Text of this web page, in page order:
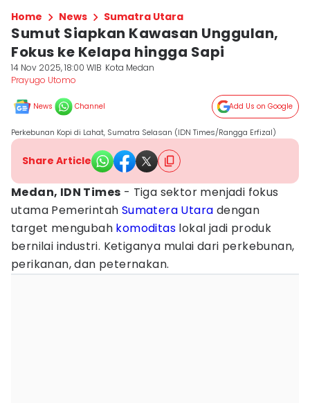
Home News Sumatra Utara
Sumut Siapkan Kawasan Unggulan,
Fokus ke Kelapa hingga Sapi
14 Nov 2025, 18:00 WIB Kota Medan
Prayugo Utomo
News Channel Add Us on Google
Perkebunan Kopi di Lahat, Sumatra Selasan (IDN Times/Rangga Erfizal)
Share Article
Medan, IDN Times - Tiga sektor menjadi fokus
utama Pemerintah Sumatera Utara dengan
target mengubah komoditas lokal jadi produk
bernilai industri. Ketiganya mulai dari perkebunan,
perikanan, dan peternakan.